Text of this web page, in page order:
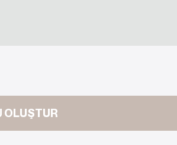
OLUŞTUR